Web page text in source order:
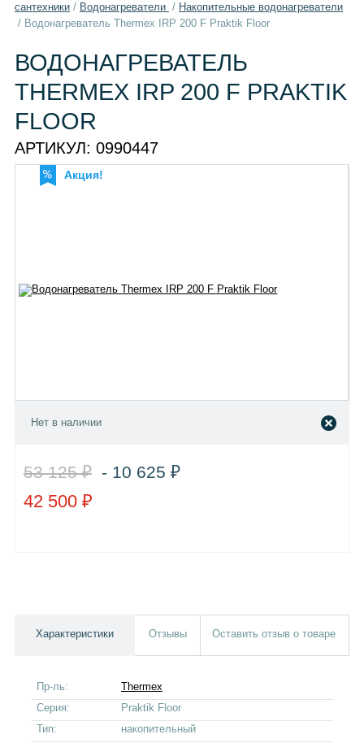
сантехники/ Водонагреватели / Накопительные водонагреватели
/ Водонагреватель Thermex IRP 200 F Praktik Floor
ВОДОНАГРЕВАТЕЛЬ
THERMEX IRP 200 F PRAKTIK
FLOOR
АРТИКУЛ: 0990447
Акция!
Нет в наличии
53 125 ₽ - 10 625 ₽
42 500 ₽
Характеристики Отзывы Оставить отзыв о товаре
Пр-ль:
Thermex
Серия:
Praktik Floor
Тип:
накопительный